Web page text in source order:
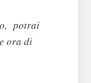
potrai
ora di